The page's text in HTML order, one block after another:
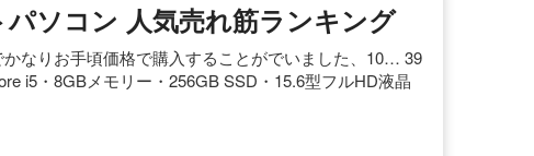
ソコン 人気売れ筋ランキング
なりお手頃価格で購入することがでいました、10… 39
i5・8GBメモリー・256GB SSD・15.6型フルHD液晶